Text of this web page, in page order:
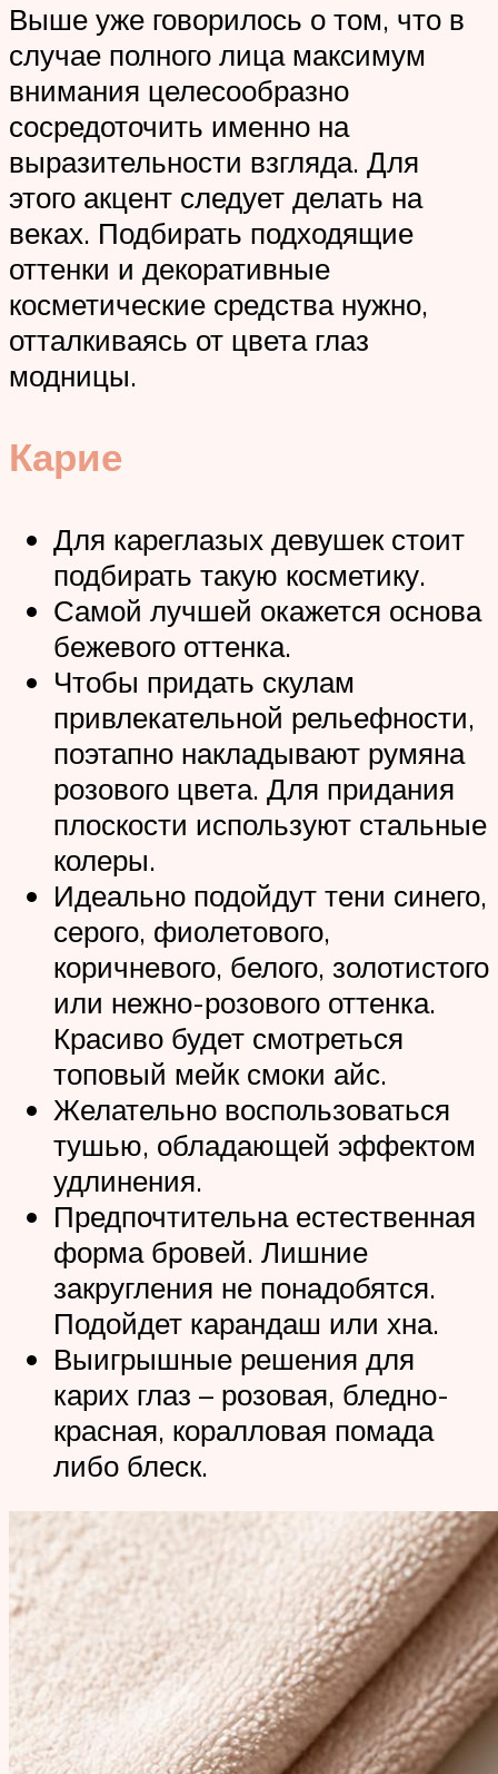
Выше уже говорилось о том, что в
случае полного лица максимум
внимания целесообразно
сосредоточить именно на
выразительности взгляда. Для
этого акцент следует делать на
веках. Подбирать подходящие
оттенки и декоративные
косметические средства нужно,
отталкиваясь от цвета глаз
модницы.
Карие
Для кареглазых девушек стоит
подбирать такую косметику.
Самой лучшей окажется основа
бежевого оттенка.
Чтобы придать скулам
привлекательной рельефности,
поэтапно накладывают румяна
розового цвета. Для придания
плоскости используют стальные
колеры.
Идеально подойдут тени синего,
серого, фиолетового,
коричневого, белого, золотистого
или нежно-розового оттенка.
Красиво будет смотреться
топовый мейк смоки айс.
Желательно воспользоваться
тушью, обладающей эффектом
удлинения.
Предпочтительна естественная
форма бровей. Лишние
закругления не понадобятся.
Подойдет карандаш или хна.
Выигрышные решения для
карих глаз – розовая, бледно-
красная, коралловая помада
либо блеск.